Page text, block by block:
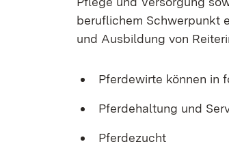
beruflichem Schwerpunkt
und Ausbildung von
Pferdewirte können in
Pferdehaltung und
Pferdezucht